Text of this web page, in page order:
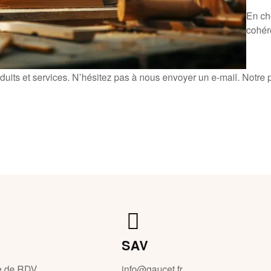
En
et services. N’hésitez pas à nous envoyer un e-mail.
SAV